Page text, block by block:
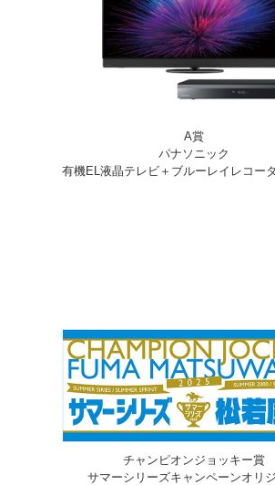
A賞
パナソニック
有機EL液晶テレビ＋ブルーレイレコー
チャンピオンジョッキー賞
サマーシリーズキャンペーンオリ